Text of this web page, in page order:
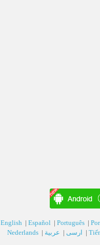
English | Español | Português |
Nederlands | | |